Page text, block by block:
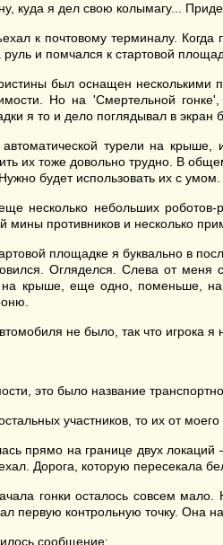
куда я дел свою колымагу...
к почтовому терминалу.
и помчался к стартовой
был оснащен несколькими
Но на 'Смертельной
я то и дело поглядывал в
турели на
их тоже довольно трудно. В
будет использовать их с умом.
несколько небольших роботов-
противников и несколько
площадке я буквально в
Огляделся. Слева от меня
на крыше, еще одно, поменьше, на
не было, так что игрока
это было название
участников, то их от
прямо на границе двух
Дорога, которую пересекала
гонки осталось совсем мало.
первую контрольную точку. Она
сообщение: